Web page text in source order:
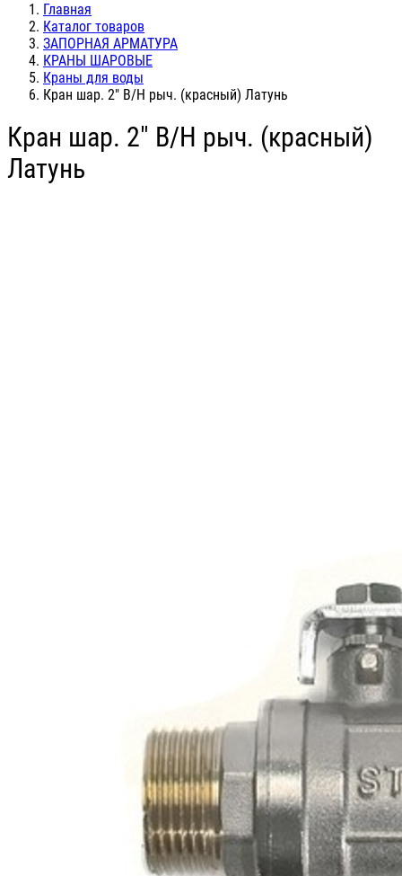
Главная
Каталог товаров
ЗАПОРНАЯ АРМАТУРА
КРАНЫ ШАРОВЫЕ
Краны для воды
Кран шар. 2" В/Н рыч. (красный) Латунь
Кран шар. 2" В/Н рыч. (красный)
Латунь